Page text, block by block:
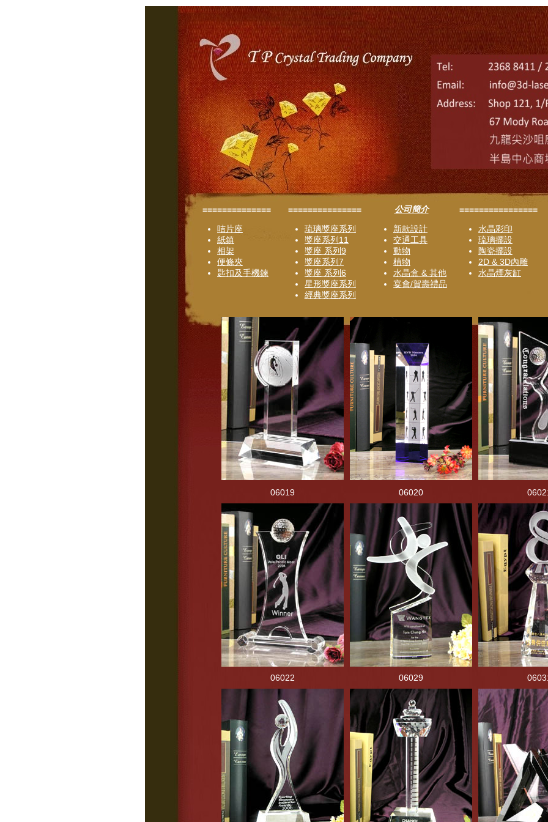
============== =============== 公司簡介
================
咭片座
紙鎮
相架
便條夾
匙扣及手機鍊
琉璃獎座系列
獎座系列11
獎座 系列9
獎座系列7
獎座 系列6
星形獎座系列
經典獎座系列
新款設計
交通工具
動物
植物
水晶盒 & 其他
宴會/賀壽禮品
水晶彩印
琉璃擺設
陶瓷擺設
2D & 3D內雕
水晶煙灰缸
06019 06020
06022 06029